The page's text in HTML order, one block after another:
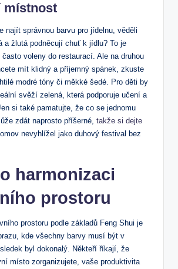
místnost
najít správnou barvu pro jídelnu, věděli
a žlutá podněcují chuť k jídlu? To je
voleny do restaurací. Ale na druhou
mít klidný a příjemný spánek, zkuste
modré tóny či měkké šedé. Pro děti by
svěží zelená, která podporuje učení a
si také pamatujte, že co se jednomu
zdát naprosto příšerné, takže si dejte
nevyhlížel jako duhový festival bez
harmonizaci
prostoru
prostoru podle základů Feng Shui je
kde všechny barvy musí být v
byl dokonalý. Někteří říkají, že
místo zorganizujete, vaše produktivita